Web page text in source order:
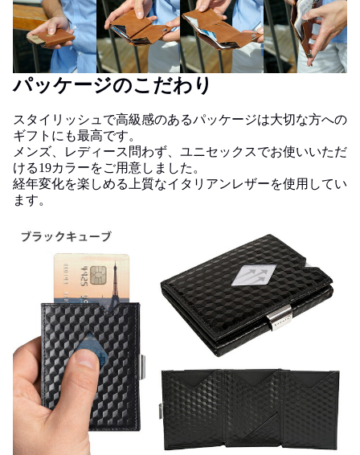
パッケージのこだわり
スタイリッシュで高級感のあるパッケージは大切な方への
ギフトにも最高です。
メンズ、レディース問わず、ユニセックスでお使いいただ
ける19カラーをご用意しました。
経年変化を楽しめる上質なイタリアンレザーを使用してい
ます。